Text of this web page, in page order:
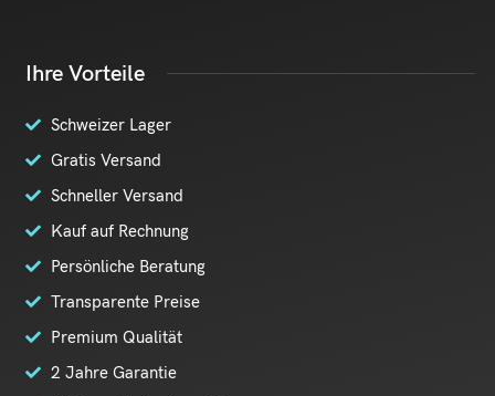
Ihre Vorteile
Schweizer Lager
Gratis Versand
Schneller Versand
Kauf auf Rechnung
Persönliche Beratung
Transparente Preise
Premium Qualität
2 Jahre Garantie